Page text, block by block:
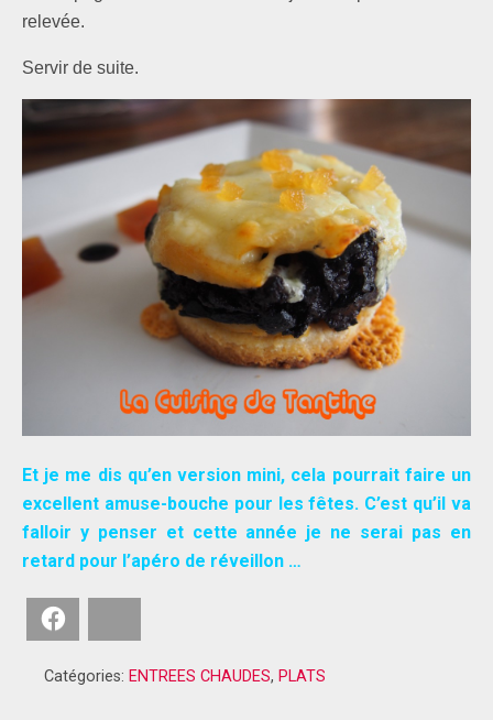
relevée.
Servir de suite.
Et je me dis qu’en version mini, cela pourrait faire un
excellent amuse-bouche pour les fêtes. C’est qu’il va
falloir y penser et cette année je ne serai pas en
retard pour l’apéro de réveillon …
Catégories: ENTREES CHAUDES, PLATS